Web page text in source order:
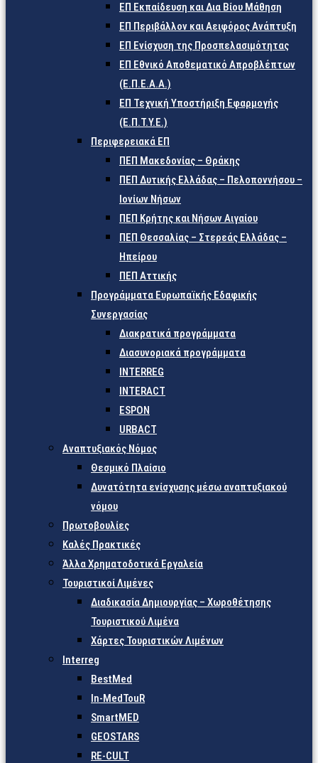
ΕΠ Εκπαίδευση και Δια Βίου Μάθηση
ΕΠ Περιβάλλον και Αειφόρος Ανάπτυξη
ΕΠ Ενίσχυση της Προσπελασιμότητας
ΕΠ Εθνικό Αποθεματικό Απροβλέπτων
(Ε.Π.Ε.Α.Α.)
ΕΠ Τεχνική Υποστήριξη Εφαρμογής
(Ε.Π.Τ.Υ.Ε.)
Περιφερειακά ΕΠ
ΠΕΠ Μακεδονίας – Θράκης
ΠΕΠ Δυτικής Ελλάδας – Πελοποννήσου –
Ιονίων Νήσων
ΠΕΠ Κρήτης και Νήσων Αιγαίου
ΠΕΠ Θεσσαλίας – Στερεάς Ελλάδας –
Ηπείρου
ΠΕΠ Αττικής
Προγράμματα Ευρωπαϊκής Εδαφικής
Συνεργασίας
Διακρατικά προγράμματα
Διασυνοριακά προγράμματα
INTERREG
INTERACT
ESPON
URBACT
Αναπτυξιακός Νόμος
Θεσμικό Πλαίσιο
Δυνατότητα ενίσχυσης μέσω αναπτυξιακού
νόμου
Πρωτοβουλίες
Καλές Πρακτικές
Άλλα Χρηματοδοτικά Εργαλεία
Τουριστικοί Λιμένες
Διαδικασία Δημιουργίας – Χωροθέτησης
Τουριστικού Λιμένα
Χάρτες Τουριστικών Λιμένων
Interreg
BestMed
In-MedTouR
SmartMED
GEOSTARS
RE-CULT